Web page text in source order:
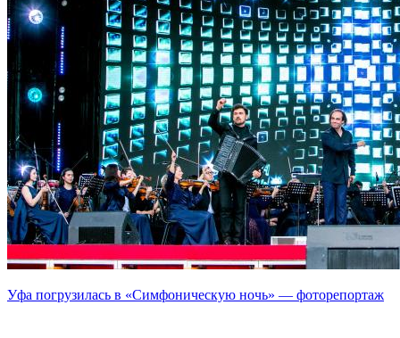
Уфа погрузилась в «Симфоническую ночь» — фоторепортаж